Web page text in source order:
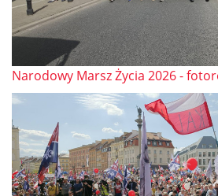
Narodowy Marsz Życia 2026 -